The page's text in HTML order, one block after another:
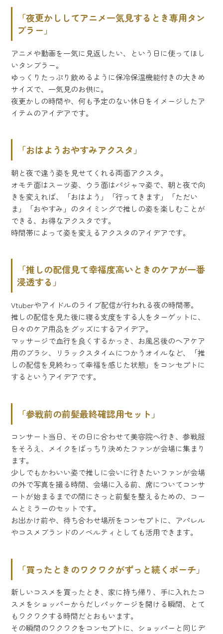
「夜更かししてアニメ一気見するとき専用タン
ブラー」
アニメや動画を一気に見返したい、という日に使ってほし
いタンブラー。
ゆっくりたっぷり飲めるように保冷保温機能付きの大きめ
サイズで、一気見のお供に。
夜更かしの時間や、何も予定のない休日をイメージしたア
イテムのアイデアです。
「おはようおやすみアクスタ」
朝と夜で違う姿を見せてくれる両面アクスタ。
オモテ面はスーツ姿、ウラ面はパジャマ姿で、朝と夜で向
きを変えれば、「おはよう」「行ってきます」「ただい
ま」「おやすみ」のタイミングで推しの姿を楽しむことが
できる、お得なアクスタです。
時間帯によって姿を変えるアクスタのアイデアです。
「推しの配信見て幸福度高いときのケアが一番
浸透する」
Vtuberやアイドルのライブ配信が行われる夜の時間帯。
推しの配信を見た後に寝る支度をする人をターゲットに、
日々のケア用品をグッズにするアイデア。
マッサージで血行を良くするかっさ、お風呂後のヘアケア
用のブラシ、リラックスタイムにつかうオイルなど、「推
しの配信を見終わって幸福を感じた状態」をコンセプトに
するというアイデアです。
「参戦前の前髪最終確認用セット」
コンサート当日、その日に合わせて美容院へ行き、参戦服
をそろえ、メイクをばっちり決めたファンが会場に集まり
ます。
少しでもかわいい姿で推しに会いに行きたいファンが会場
の外で写真を撮る時間、会場に入る前、席についてコンサ
ートが始まるまでの間にさっと前髪を整えるための、コー
ムとミラーのセットです。
お出かけ前や、待ち合わせ場所をコンセプトに、アパレル
やコスメブランドのノベルティとしても活用できます。
「買ったときのワクワクがずっと続くポーチ」
新しいコスメを買ったとき、家に持ち帰り、手に入れたコ
スメをショッパーからだしパッケージを開ける瞬間、とて
もワクワクする時間だとおもいます。
その瞬間のワクワクをコンセプトに、ショッパーと同じデ